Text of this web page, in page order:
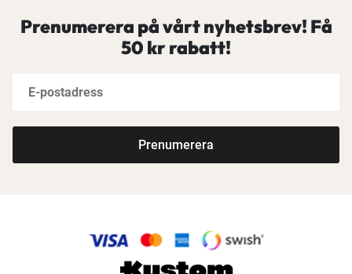
Prenumerera på vårt nyhetsbrev! Få
50 kr rabatt!
Prenumerera